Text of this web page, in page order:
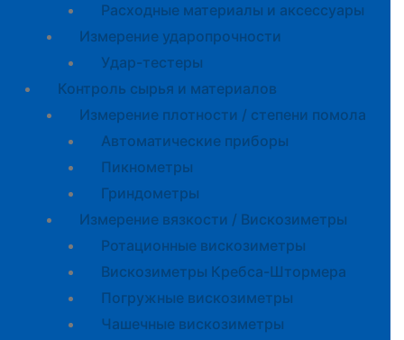
Расходные материалы и аксессуары
Измерение ударопрочности
Удар-тестеры
Контроль сырья и материалов
Измерение плотности / степени помола
Автоматические приборы
Пикнометры
Гриндометры
Измерение вязкости / Вискозиметры
Ротационные вискозиметры
Вискозиметры Кребса-Штормера
Погружные вискозиметры
Чашечные вискозиметры